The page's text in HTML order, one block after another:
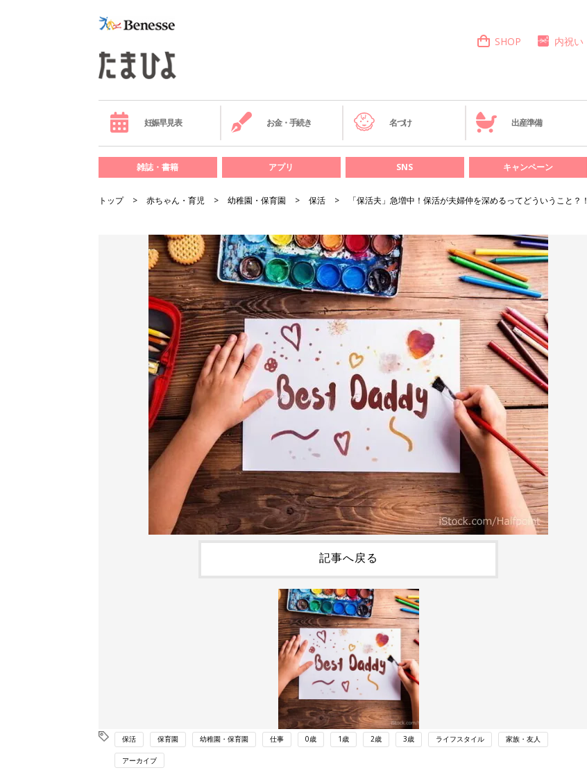
SHOP 内祝い
妊娠早見表 お金・手続き 名づけ 出産準備
雑誌・書籍 アプリ SNS キャンペーン
トップ 赤ちゃん・育児 幼稚園・保育園 保活 「保活夫」急増中！保活が夫婦仲を深めるってどういうこと？！
記事へ戻る
保活 保育園 幼稚園・保育園 仕事 0歳 1歳 2歳 3歳 ライフスタイル 家族・友人
アーカイブ